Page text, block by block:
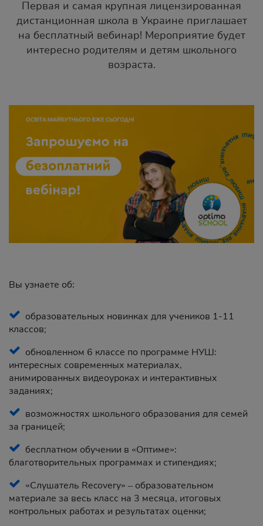
Первая и самая крупная лицензированная
дистанционная школа в Украине приглашает
на бесплатный вебинар! Мероприятие будет
интересно родителям и детям школьного
возраста.
Вы узнаете об:
образовательных новинках для учеников 1-11
классов;
обновленном 6 классе по программе НУШ:
интересных современных материалах,
анимированных видеоуроках и интерактивных
заданиях;
возможностях школьного образования для семей
за границей;
бесплатном обучении в «Оптиме»:
благотворительных программах и стипендиях;
«Слушатель Recovery» – образовательном
материале за весь класс на 3 месяца, итоговых
контрольных работах и результатах оценки;